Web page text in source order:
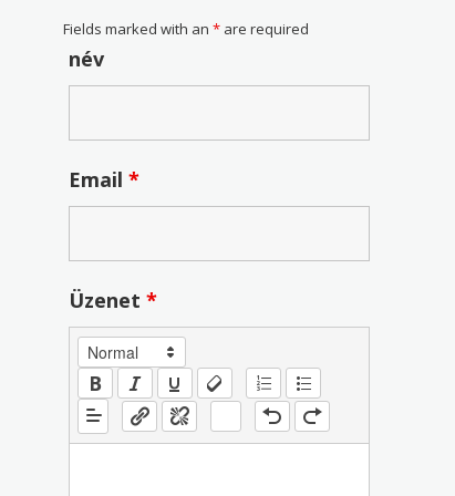
Fields marked with an* are required
név
Email*
Üzenet*